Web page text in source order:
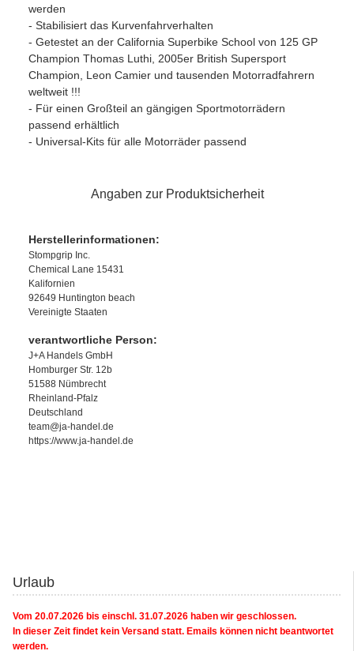
werden
- Stabilisiert das Kurvenfahrverhalten
- Getestet an der California Superbike School von 125 GP
Champion Thomas Luthi, 2005er British Supersport
Champion, Leon Camier und tausenden Motorradfahrern
weltweit !!!
- Für einen Großteil an gängigen Sportmotorrädern
passend erhältlich
- Universal-Kits für alle Motorräder passend
Angaben zur Produktsicherheit
Herstellerinformationen:
Stompgrip Inc.
Chemical Lane 15431
Kalifornien
92649 Huntington beach
Vereinigte Staaten
verantwortliche Person:
J+A Handels GmbH
Homburger Str. 12b
51588 Nümbrecht
Rheinland-Pfalz
Deutschland
team@ja-handel.de
https://www.ja-handel.de
Urlaub
Vom 20.07.2026 bis einschl. 31.07.2026 haben wir geschlossen.
In dieser Zeit findet kein Versand statt. Emails können nicht beantwortet
werden.